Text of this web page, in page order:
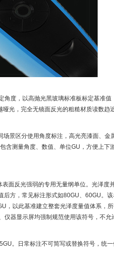
角度，以高抛光黑玻璃标准板标定基准值
光，完全无镜面反光的粗糙材质读数趋
景区分使用角度标注，高光亮漆面、金
含测量角度、数值、单位GU，方便上下
面反光强弱的专用无量纲单位。光泽度
后方，常见标注形式如80GU、60GU。该
，以此基准建立整套光泽度量值体系，
仪器显示屏均强制规范使用该符号，不允
。日常标注不可简写或替换符号，统一